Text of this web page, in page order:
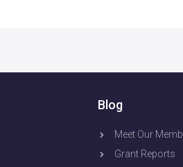
Blog
Meet Our
Grant Reports